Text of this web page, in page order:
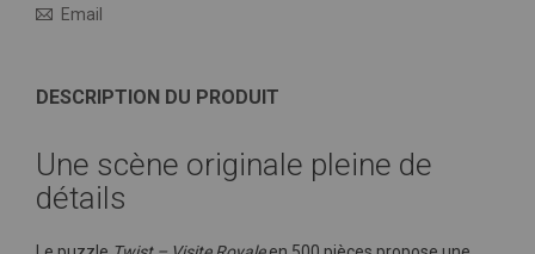
Email
DESCRIPTION DU PRODUIT
Une scène originale pleine de
détails